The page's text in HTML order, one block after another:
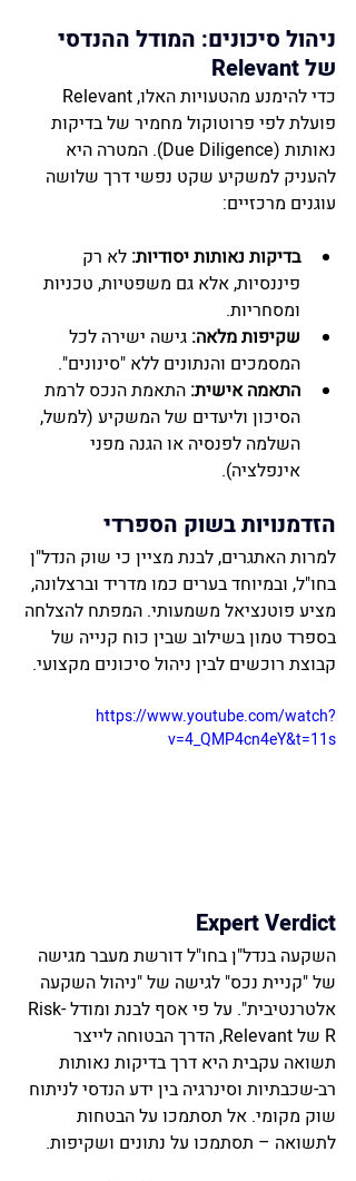
ניהול סיכונים: המודל ההנדסי
של Relevant
פועלת לפי פרוטוקול מחמיר של בדיקות
נאותות (Due Diligence). המטרה היא
להעניק למשקיע שקט נפשי דרך שלושה
עוגנים מרכזיים:
בדיקות נאותות יסודיות: לא רק
פיננסיות, אלא גם משפטיות, טכניות
ומסחריות.
שקיפות מלאה: גישה ישירה לכל
המסמכים והנתונים ללא "סינונים".
התאמה אישית: התאמת הנכס לרמת
הסיכון וליעדים של המשקיע (למשל,
השלמה לפנסיה או הגנה מפני
אינפלציה).
הזדמנויות בשוק הספרדי
למרות האתגרים, לבנת מציין כי שוק הנדל"ן
בחו"ל, ובמיוחד בערים כמו מדריד וברצלונה,
מציע פוטנציאל משמעותי. המפתח להצלחה
בספרד טמון בשילוב שבין כוח קנייה של
קבוצת רוכשים לבין ניהול סיכונים מקצועי.
https://www.youtube.com/watch?
v=4_QMP4cn4eY&t=11s
Expert Verdict
השקעה בנדל"ן בחו"ל דורשת מעבר מגישה
של "קניית נכס" לגישה של "ניהול השקעה
אלטרנטיבית". על פי אסף לבנת ומודל Risk-
R של Relevant, הדרך הבטוחה לייצר
תשואה עקבית היא דרך בדיקות נאותות
רב-שכבתיות וסינרגיה בין ידע הנדסי לניתוח
שוק מקומי. אל תסתמכו על הבטחות
לתשואה – תסתמכו על נתונים ושקיפות.